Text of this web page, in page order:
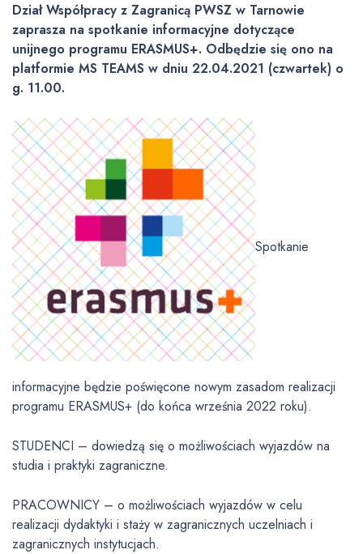
Dział Współpracy z Zagranicą PWSZ w Tarnowie
zaprasza na spotkanie informacyjne dotyczące
unijnego programu ERASMUS+. Odbędzie się ono na
platformie MS TEAMS w dniu 22.04.2021 (czwartek) o
g. 11.00.
Spotkanie
informacyjne będzie poświęcone nowym zasadom realizacji
programu ERASMUS+ (do końca września 2022 roku).
STUDENCI – dowiedzą się o możliwościach wyjazdów na
studia i praktyki zagraniczne.
PRACOWNICY – o możliwościach wyjazdów w celu
realizacji dydaktyki i staży w zagranicznych uczelniach i
zagranicznych instytucjach.